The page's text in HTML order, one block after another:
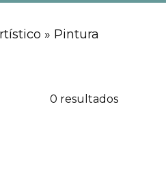
» Pintura
0 resultados